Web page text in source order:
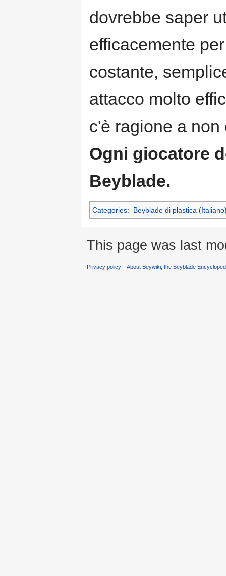
dovrebbe saper
efficacemente
costante,
attacco molto
c'è ragione a
Ogni giocatore
Beyblade.
Categories: Beyblade di plastica
This page was last
Privacy policy About Beywiki, the Beyblade